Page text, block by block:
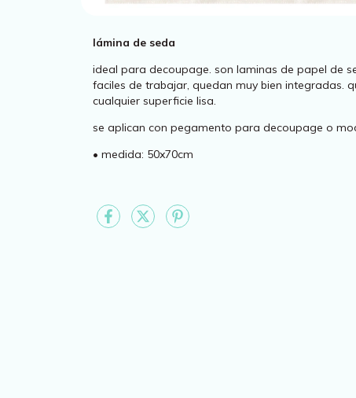
lámina de seda
ideal para decoupage. son laminas de papel de
faciles de trabajar, quedan muy bien integradas.
cualquier superficie lisa.
se aplican con pegamento para decoupage o
• medida: 50x70cm